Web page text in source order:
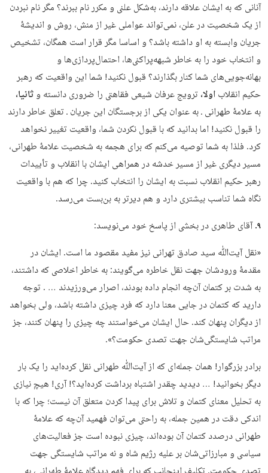
آنانی که به ایشان علاقه دارند، به‌شکل علنی و مکرر نام ببرند؟ مگر نام‌ نبردن
از یک شخصیت در علن، نمی‌تواند عواملی غیر از منش، روش و اندیشۀ
جریان وابسته به او داشته باشد؟ و اساسا مگر قرار است همگان، تشخیص
و انتخاب خود را به‌ خاطر شبهه‌پراکنی‌ها، احتمال‌پردازی‌ها و
بهانه‌جویی‌های شما کنار بگذارند؟ قبول نکنید! شما این واقعیت که رهبر
حکیم انقلاباولا،ترویج عرفان شیعی فقاهتی را ضروری دانسته وثانیا،
به علامۀ طهرانی ـ به‌ عنوان یکی از برجستگان این جریان ـ تعلق خاطر دارند
را قبول نکنید! اما بدانید که با قبول‌ نکردن شما، واقعیت تغییر نخواهد
کرد. فلذا به شما توصیه می‌کنم که برای هجمه به شخصیت علامۀ طهرانی،
مسیر دیگری غیر از مسیر خدشه در همراهی ایشان با انقلاب و تأییدات
رهبر حکیم انقلاب نسبت به ایشان را انتخاب کنید. چرا که هم با واقعیت
نگاه شما تناسب بیشتری دارد و هم دیرتر به بن‌بست می‌رسد.
۹. آقای طاهری در بخشی از پاسخ خود می‌نویسد:
«نقل آیت‌ﷲ سید صادق تهرانی نیز مفید مقصود ما است. ایشان در
مقدمۀ ورودشان جهت نقل خاطره می‌گویند: به خاطر اخلاصی که داشتند،
به‌ شدت بر کتمان آن‌چه انجام داده بودند، اصرار می‌ورزیدند … . توجه
دارید که کتمان در جایی معنا دارد که فرد چیزی داشته باشد، ولی بخواهد
از دیگران پنهان کند. حال ایشان می‌خواستند چه چیزی را پنهان کنند، جز
مراتب شایستگی‌شان جهت تصدی حکومت؟».
برادر بزرگوار! همان جمله‌ای که از آیت‌ﷲ طهرانی نقل کرده‌اید را یک بار
دیگر بخوانید! … دیدید چقدر اشتباه برداشت کرده‌اید؟! آری! هیچ نیازی
به تحلیل معنای کتمان و تلاش برای پیدا کردن متعلق آن نیست؛ چرا که با
اندکی دقت در همین جمله، به‌ راحتی می‌توان فهمید آن‌چه که علامۀ
طهرانی درصدد کتمان آن بوده‌اند، چیزی نبوده است جز فعالیت‌های
سیاسی و مبارزاتی‌شان بر علیه رژیم شاه و نه مراتب شایستگی جهت